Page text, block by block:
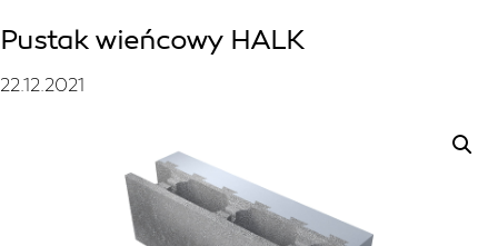
Pustak wieńcowy HALK
22.12.2021